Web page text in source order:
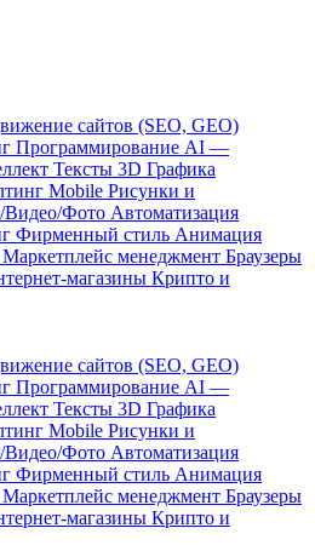
сайтов (SEO, GEO)
Программирование AI —
Тексты 3D Графика
Mobile Рисунки и
Видео/Фото Автоматизация
Фирменный стиль Анимация
Маркетплейс менеджмент Браузеры
магазины Крипто и
сайтов (SEO, GEO)
Программирование AI —
Тексты 3D Графика
Mobile Рисунки и
Видео/Фото Автоматизация
Фирменный стиль Анимация
Маркетплейс менеджмент Браузеры
магазины Крипто и